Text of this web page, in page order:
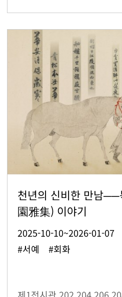
천년의 신비한 만남
園雅集) 이야기
2025-10-10~2026-01-07
#서예 #회화